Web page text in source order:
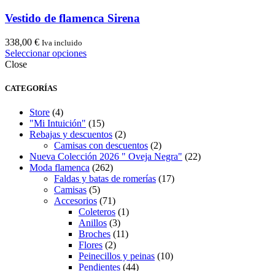
Vestido de flamenca Sirena
338,00 € Iva incluido
Seleccionar opcionesEste
opciones
se
pueden
elegir
en
la
página
de
producto
Close
CATEGORÍAS
Store (4)
"Mi Intuición" (15)
Rebajas y descuentos (2)
Camisas con descuentos (2)
Nueva Colección 2026 " Oveja Negra" (22)
Moda flamenca (262)
Faldas y batas de romerías (17)
Camisas (5)
Accesorios (71)
Coleteros (1)
Anillos (3)
Broches (11)
Flores (2)
Peinecillos y peinas (10)
Pendientes (44)